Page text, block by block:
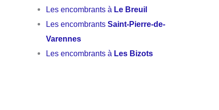
Les encombrants à Le Breuil
Les encombrantsSaint-Pierre-de-
Varennes
Les encombrants à Les Bizots